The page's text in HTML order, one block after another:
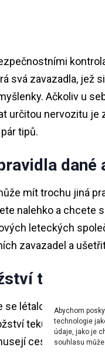
Abychom
technologie
údaje, jako je
souhlasu
svá zavazadla, jež
Ačkoliv u
určitou nervozitu
tipů.
dané
mít trochu jiná
nalehko a chcete
leteckých
zavazadel a
tekutin,
se létalo bez
tekutin, které si
cestovat pouze